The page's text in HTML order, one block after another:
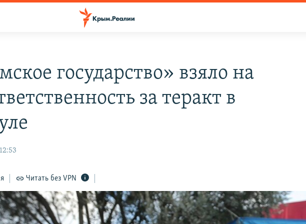
государство» взяло на
за теракт в
Читать без VPN